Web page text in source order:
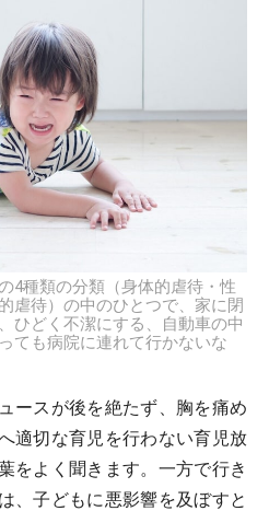
4種類の分類（身体的虐待・性
虐待）の中のひとつで、家に閉
ひどく不潔にする、自動車の中
ても病院に連れて行かないな
ースが後を絶たず、胸を痛め
適切な育児を行わない育児放
をよく聞きます。一方で行き
、子どもに悪影響を及ぼすと